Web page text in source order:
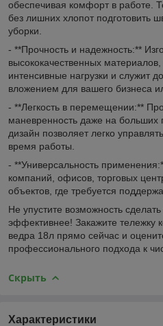
обеспечивая комфорт в работе.
без лишних хлопот подготовить
уборки.
- **Прочность и надежность:**
высококачественных
интенсивные нагрузки и служит
вложением для вашего бизнеса
- **Легкость в перемещении:**
маневренность даже на
дизайн позволяет легко
время работы.
- **Универсальность
компаний, офисов, торговых
объектов, где требуется
Не упустите возможность
эффективнее! Закажите тележку
ведра 18л прямо сейчас и
профессионального подхода к
Скрыть
Характеристики